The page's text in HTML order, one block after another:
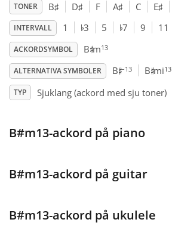
Français
한국어
हिन्दी
Italiano
日本語
Polski
TONER B♯ D♯ F A♯ C E♯
INTERVALL 1 ♭3 5 ♭7 9 11
ACKORDSYMBOL B♯m13
ALTERNATIVA SYMBOLER B♯–13 B♯mi13
TYP Sjuklang (ackord med sju toner)
B#m13-ackord på piano
B#m13-ackord på guitar
B#m13-ackord på ukulele